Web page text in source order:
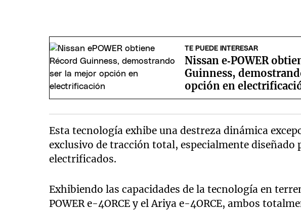
TE PUEDE INTERESAR
Nissan e‑POWER
Guinness,
opción en
Esta tecnología exhibe una destreza dinámica
exclusivo de tracción total, especialmente diseñado
electrificados.
Exhibiendo las capacidades de la tecnología en
POWER e-4ORCE y el Ariya e-4ORCE, ambos